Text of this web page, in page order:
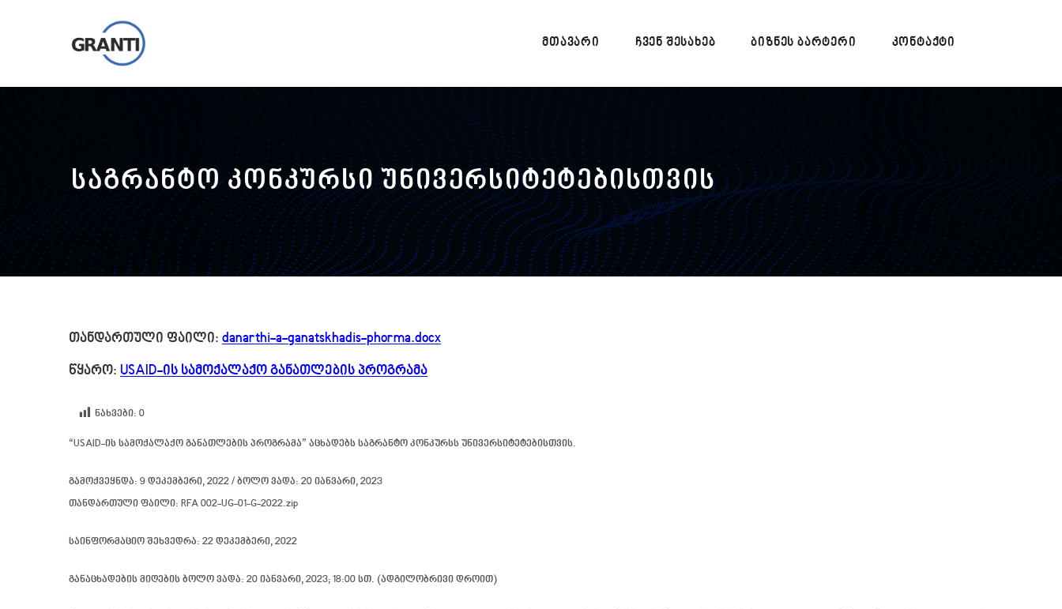
ᲛᲗᲐᲕᲐᲠᲘ ᲩᲕᲔᲜ ᲨᲔᲡᲐᲮᲔᲑ ᲑᲘᲖᲜᲔᲡ ᲑᲐᲠᲢᲔᲠᲘ ᲙᲝᲜᲢᲐᲥᲢᲘ
საგრანტო კონკურსი უნივერსიტეტებისთვის
თანდართული ფაილი: danarthi-a-ganatskhadis-phorma.docx
წყარო: USAID-ის სამოქალაქო განათლების პროგრამა
ნახვები: 0
“USAID-ის სამოქალაქო განათლების პროგრამა” აცხადებს საგრანტო კონკურსს უნივერსიტეტებისთვის.
გამოქვეყნდა: 9 დეკემბერი, 2022 / ბოლო ვადა: 20 იანვარი, 2023
თანდართული ფაილი: RFA 002-UG-01-G-2022.zip
საინფორმაციო შეხვედრა: 22 დეკემბერი, 2022
განაცხადების მიღების ბოლო ვადა: 20 იანვარი, 2023; 18:00 სთ. (ადგილობრივი დროით)